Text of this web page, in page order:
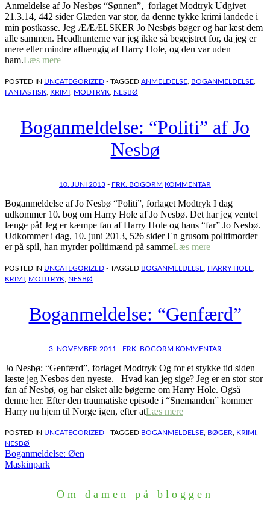
Anmeldelse af Jo Nesbøs “Sønnen”, forlaget Modtryk Udgivet
21.3.14, 442 sider Glæden var stor, da denne tykke krimi landede i
min postkasse. Jeg ÆÆÆLSKER Jo Nesbøs bøger og har læst dem
alle sammen. Headhunterne var jeg ikke så begejstret for, da jeg er
mere eller mindre afhængig af Harry Hole, og den var uden
ham.Læs mere
POSTED IN UNCATEGORIZED - TAGGED ANMELDELSE BOGANMELDELSE
FANTASTISK
KRIMI MODTRYK NESBØ
Boganmeldelse: “Politi” af Jo
Nesbø
10. JUNI 2013 - FRK. BOGORM KOMMENTAR
Boganmeldelse af Jo Nesbø “Politi”, forlaget Modtryk I dag
udkommer 10. bog om Harry Hole af Jo Nesbø. Det har jeg ventet
længe på! Jeg er kæmpe fan af Harry Hole og hans “far” Jo Nesbø.
Udkommer i dag, 10. juni 2013, 526 sider En grusom politimorder
er på spil, han myrder politimænd på sammeLæs mere
POSTED IN UNCATEGORIZED - TAGGED BOGANMELDELSE HARRY HOLE
KRIMI
MODTRYK NESBØ
Boganmeldelse: “Genfærd”
3. NOVEMBER 2011 - FRK. BOGORM KOMMENTAR
Jo Nesbø: “Genfærd”, forlaget Modtryk Og for et stykke tid siden
læste jeg Nesbøs den nyeste. Hvad kan jeg sige? Jeg er en stor stor
fan af Nesbø, og har elsket alle bøgerne om Harry Hole. Også
denne her. Efter den traumatiske episode i “Snemanden” kommer
Harry nu hjem til Norge igen, efter atLæs mere
POSTED IN UNCATEGORIZED - TAGGED BOGANMELDELSE BØGER KRIMI
NESBØ
Indlægsnavigation
Boganmeldelse: Øen
Maskinpark
Om damen på bloggen